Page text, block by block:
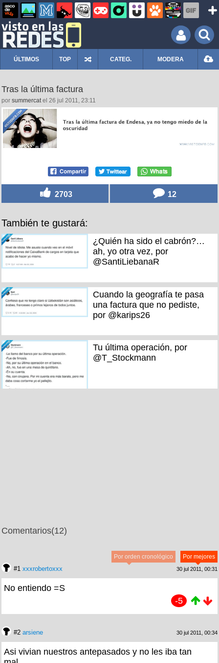
ÚLTIMOS TOP CATEG. MODERA
Tras la última factura
por summercatel 26 jul 2011, 23:11
2703 12
También te gustará:
¿Quién ha sido el cabrón?…
ah, yo otra vez, por
@SantiLiebanaR
Cuando la geografía te pasa
una factura que no pediste,
por @karips26
Tu última operación, por
@T_Stockmann
Comentarios(12)
Por mejores
Por orden cronológico
#1 xxxrobertoxxx 30 jul 2011, 00:31
No entiendo =S
-5
#2 arsiene 30 jul 2011, 00:34
Asi vivian nuestros antepasados y no les iba tan